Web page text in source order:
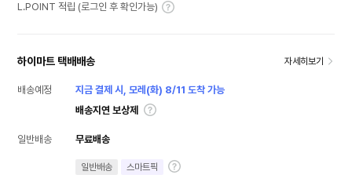
L.POINT 적립 (로그인 후 확인가능)
하이마트 택배배송 자세히보기
배송예정
지금 결제 시, 모레(화) 8/11 도착 가능
배송지연 보상제
일반배송 무료배송
일반배송 스마트픽